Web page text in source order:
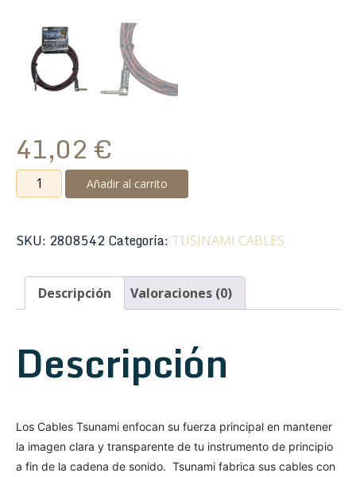
41,02 €
Tsunami
Cable
RTBW
3m
Black
Añadir al carrito
SKU: 2808542Categoría: TUSINAMI CABLES
Descripción Valoraciones (0)
Descripción
Los Cables Tsunami enfocan su fuerza principal en mantener
la imagen clara y transparente de tu instrumento de principio
a fin de la cadena de sonido. Tsunami fabrica sus cables con